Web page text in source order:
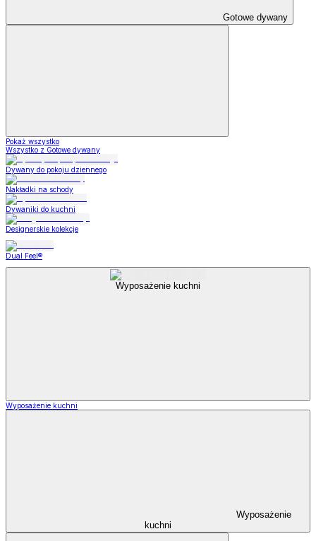
Gotowe dywany
Pokaż wszystko
Wszystko z Gotowe dywany
Dywany do pokoju dziennego
Nakładki na schody
Dywaniki do kuchni
Designerskie kolekcje
Dual Feel®
Wyposażenie kuchni
Wyposażenie kuchni
Wyposażenie
kuchni